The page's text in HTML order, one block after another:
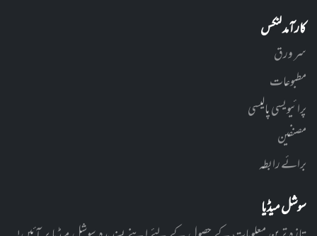
کارآمد لنکس
سر ورق
مطبوعات
پرائیویسی پالیسی
مصنفین
برائے رابطہ
سوشل میڈیا